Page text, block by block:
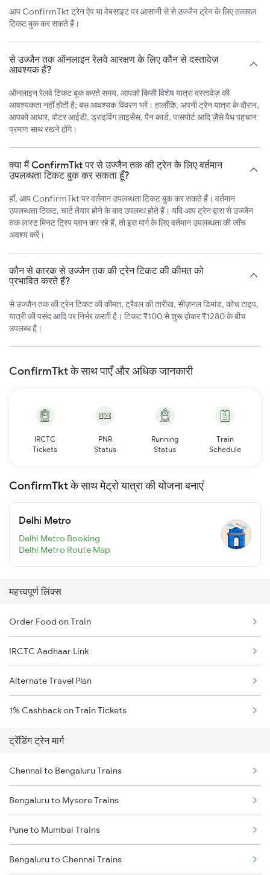
आप ConfirmTkt ट्रेन ऐप या वेबसाइट पर आसानी से से उज्जैन ट्रेन के लिए तत्काल
टिकट बुक कर सकते हैं।
से उज्जैन तक ऑनलाइन रेलवे आरक्षण के लिए कौन से दस्तावेज़
आवश्यक हैं?
ऑनलाइन रेलवे टिकट बुक करते समय, आपको किसी विशेष यात्रा दस्तावेज़ की
आवश्यकता नहीं होती है; बस आवश्यक विवरण भरें। हालाँकि, अपनी ट्रेन यात्रा के दौरान,
आपको आधार, वोटर आईडी, ड्राइविंग लाइसेंस, पैन कार्ड, पासपोर्ट आदि जैसे वैध पहचान
प्रमाण साथ रखने होंगे।
क्या मैं ConfirmTkt पर से उज्जैन तक की ट्रेन के लिए वर्तमान
उपलब्धता टिकट बुक कर सकता हूँ?
हाँ, आप ConfirmTkt पर वर्तमान उपलब्धता टिकट बुक कर सकते हैं। वर्तमान
उपलब्धता टिकट, चार्ट तैयार होने के बाद उपलब्ध होते हैं। यदि आप ट्रेन द्वारा से उज्जैन
तक लास्ट मिनट ट्रिप प्लान कर रहे हैं, तो इस मार्ग के लिए वर्तमान उपलब्धता की जाँच
अवश्य करें।
कौन से कारक से उज्जैन तक की ट्रेन टिकट की कीमत को
प्रभावित करते हैं?
से उज्जैन तक की ट्रेन टिकट की कीमत, ट्रैवल की तारीख, सीज़नल डिमांड, कोच टाइप,
यात्री की पसंद आदि पर निर्भर करती है। टिकट ₹100 से शुरू होकर ₹1280 के बीच
उपलब्ध है।
ConfirmTkt के साथ पाएँ और अधिक जानकारी
IRCTC
Tickets
PNR
Status
Running
Status
Train
Schedule
ConfirmTkt के साथ मेट्रो यात्रा की योजना बनाएं
Delhi Metro
Delhi Metro Booking
Delhi Metro Route Map
महत्त्वपूर्ण लिंक्स
Order Food on Train
IRCTC Aadhaar Link
Alternate Travel Plan
1% Cashback on Train Tickets
ट्रेंडिंग ट्रेन मार्ग
Chennai to Bengaluru Trains
Bengaluru to Mysore Trains
Pune to Mumbai Trains
Bengaluru to Chennai Trains